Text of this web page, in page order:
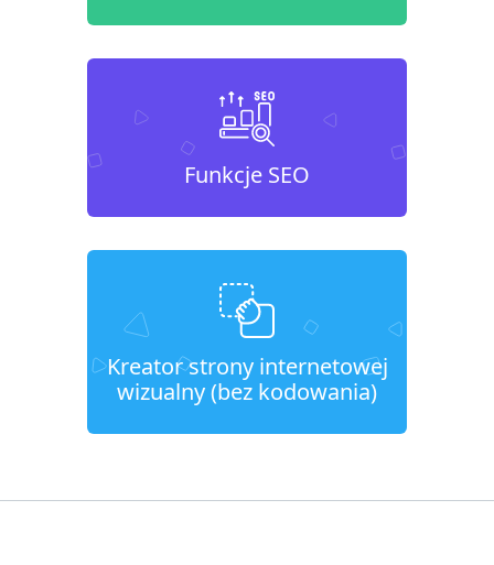
Funkcje SEO
Kreator strony internetowej
wizualny (bez kodowania)